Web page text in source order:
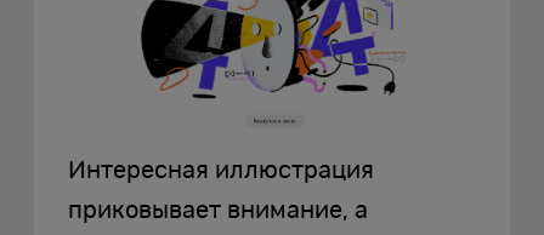
Интересная иллюстрация
приковывает внимание, а